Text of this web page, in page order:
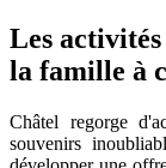
Les
la famille à
Châtel regorge
souvenirs